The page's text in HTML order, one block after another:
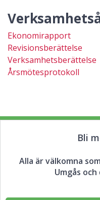
Ekonomirapport
Revisionsberättelse
Verksamhetsberättelse
Årsmötesprotokoll
Bli
Alla är välkomna
Umgås